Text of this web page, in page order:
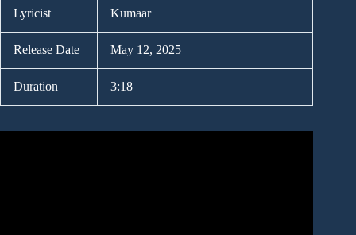
Lyricist Kumaar
Release Date May 12, 2025
Duration 3:18